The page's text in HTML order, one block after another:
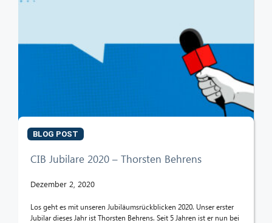
BLOG POST
CIB Jubilare 2020 – Thorsten Behrens
Dezember 2, 2020
Los geht es mit unseren Jubiläumsrückblicken 2020. Unser erster
Jubilar dieses Jahr ist Thorsten Behrens. Seit 5 Jahren ist er nun bei